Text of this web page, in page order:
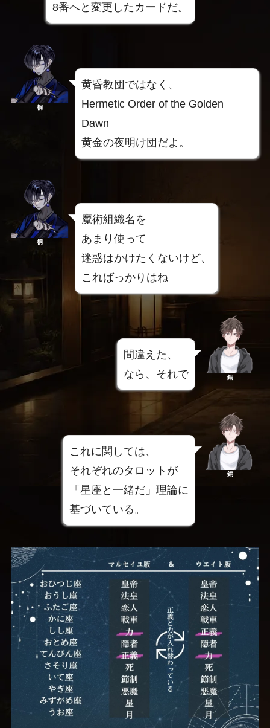
8番へと変更したカードだ。
桐
黄昏教団ではなく、
Hermetic Order of the Golden
Dawn
黄金の夜明け団だよ。
桐
魔術組織名を
あまり使って
迷惑はかけたくないけど、
こればっかりはね
間違えた、
なら、それで
銅
これに関しては、
それぞれのタロットが
「星座と一緒だ」理論に
基づいている。
銅